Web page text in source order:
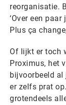
reorganisatie.
‘Over een
Plus ça
Of lijkt er toch
Proximus, het
bijvoorbeeld al
er zelfs prat
grotendeels